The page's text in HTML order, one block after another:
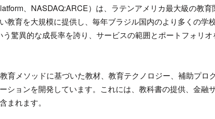
、NASDAQ:ARCE）は、ラテンアメリカ最大級の教
教育を大規模に提供し、毎年ブラジル国内のより多くの学
驚異的な成長率を誇り、サービスの範囲とポートフォリオ
育メソッドに基づいた教材、教育テクノロジー、補助プロ
ションを開発しています。これには、教科書の提供、金融
まれます。